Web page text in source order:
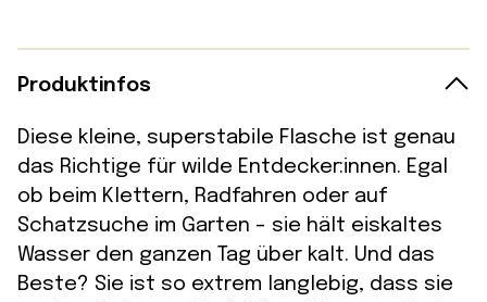
Produktinfos
Diese kleine, superstabile Flasche ist genau
das Richtige für wilde Entdecker:innen. Egal
ob beim Klettern, Radfahren oder auf
Schatzsuche im Garten – sie hält eiskaltes
Wasser den ganzen Tag über kalt. Und das
Beste? Sie ist so extrem langlebig, dass sie